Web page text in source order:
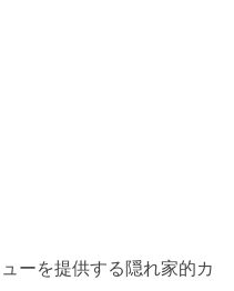
ーを提供する隠れ家的カ